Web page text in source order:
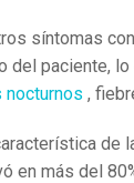
síntomas
del paciente,
nocturnos ,
de
en más del